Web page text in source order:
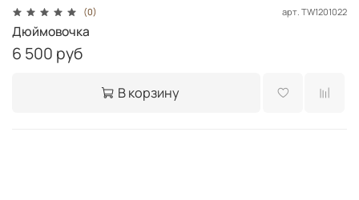
(0) арт. TW1201022
Дюймовочка
6 500 руб
В корзину